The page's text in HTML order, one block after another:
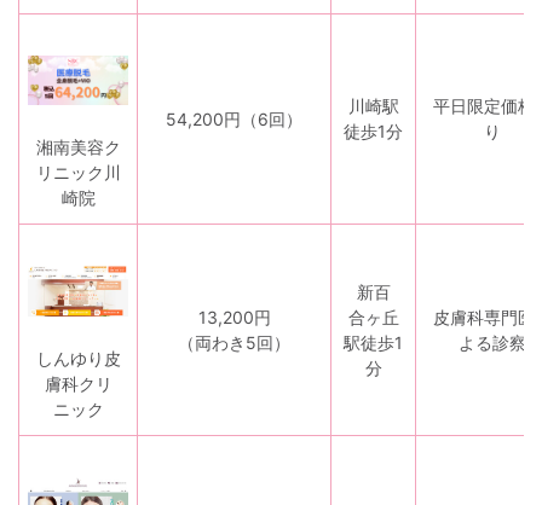
湘南美容ク
リニック川
崎院
54,200円（6回）
川崎駅
徒歩1分
平日限定価格
り
しんゆり皮
膚科クリ
ニック
13,200円
（両わき5回）
新百
合ヶ丘
駅徒歩1
分
皮膚科専門医
よる診察